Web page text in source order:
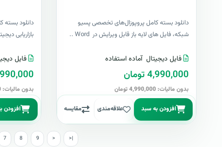
دانلود بسته کامل پروپوزال‌های تخصصی پسیو
شبکه، فایل های لایه باز قابل ویرایش در Word ..
فایل دیجیتال آماده استفاده
4,990,000 تومان
بدون مالیات: 4,990,000 تومان
افزودن به سبد علاقه‌مندی مقایسه
دانلود بسته
بازاریابی
فایل
4,990,000
بدون مالیات: 4,990,000 تومان
افزودن
7 8 9 > >|